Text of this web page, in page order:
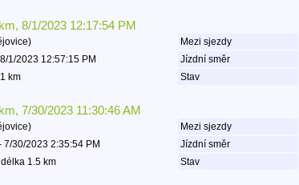
8/1/2023 12:17:54 PM
Mezi sjezdy
1/2023 12:57:15 PM Jízdní směr
km Stav
7/30/2023 11:30:46 AM
Mezi sjezdy
7/30/2023 2:35:54 PM Jízdní směr
1.5 km Stav